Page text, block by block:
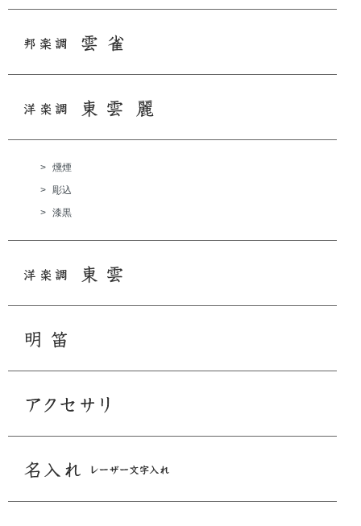
> 燻煙
> 彫込
> 漆黒